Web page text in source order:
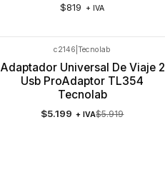
$819 + IVA
-12% OFF
c2146 |Tecnolab
Adaptador Universal De Viaje 2
Usb ProAdaptor TL354
Tecnolab
$5.199 + IVA$5.919